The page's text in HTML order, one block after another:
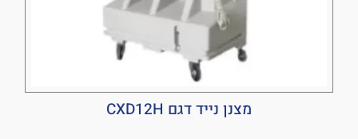
מצנן נייד דגם CXD12H